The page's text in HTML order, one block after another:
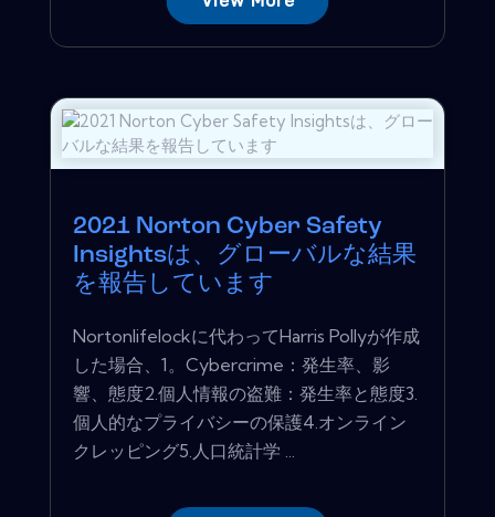
2021 Norton Cyber​​ Safety
Insightsは、グローバルな結果
を報告しています
Nortonlifelockに代わってHarris Pollyが作成
した場合、1。Cyber​​crime：発生率、影
響、態度2.個人情報の盗難：発生率と態度3.
個人的なプライバシーの保護4.オンライン
クレッピング5.人口統計学 ...